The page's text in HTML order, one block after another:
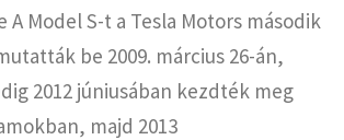
A Model S-t a Tesla Motors második
be 2009. március 26-án,
2012 júniusában kezdték meg
majd 2013